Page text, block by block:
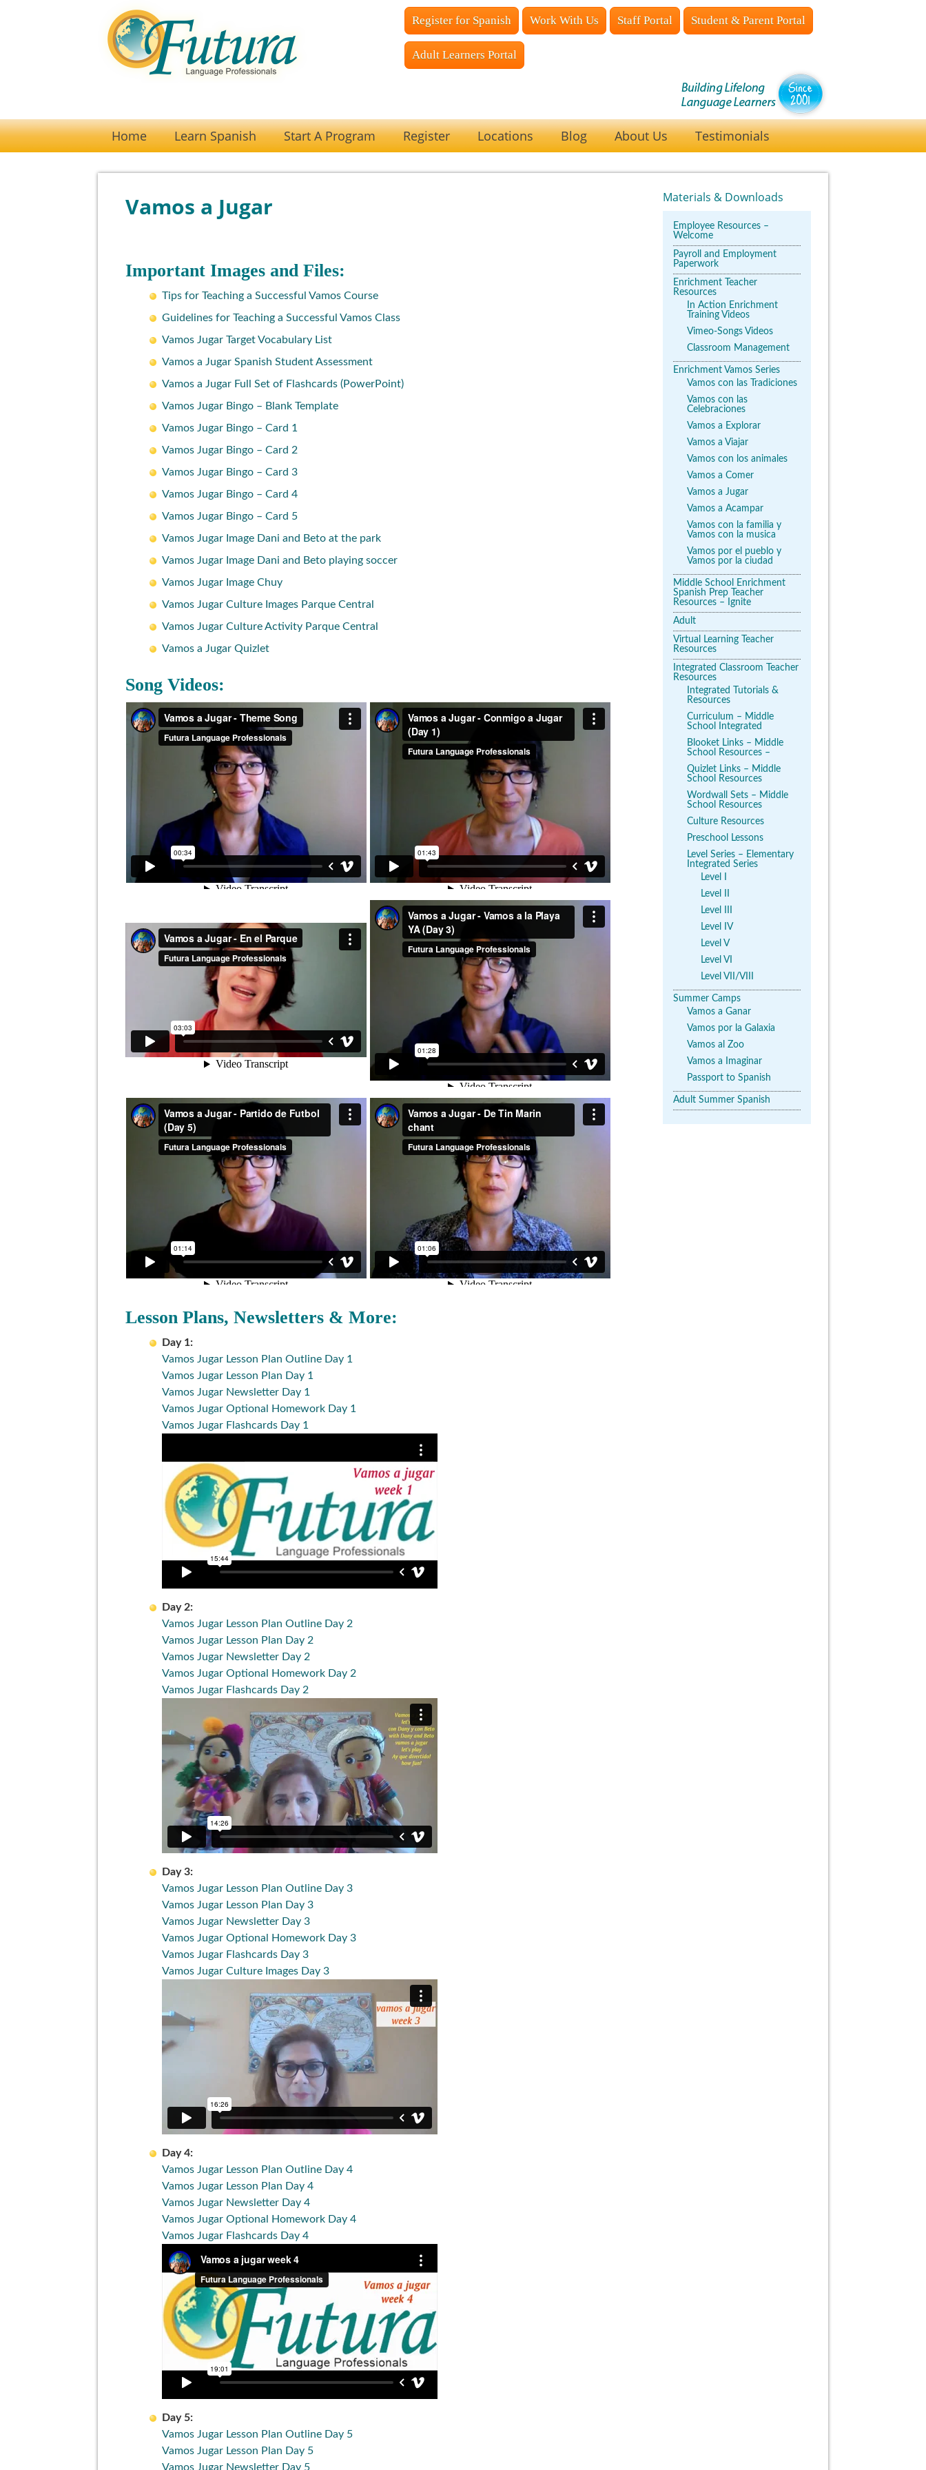
Register for Spanish Work With Us Staff Portal Student & Parent Portal
Adult Learners Portal
Home Learn Spanish Start A Program Register Locations Blog About Us Testimonials
Vamos a Jugar
Important Images and Files:
Tips for Teaching a Successful Vamos Course
Guidelines for Teaching a Successful Vamos Class
Vamos Jugar Target Vocabulary List
Vamos a Jugar Spanish Student Assessment
Vamos a Jugar Full Set of Flashcards (PowerPoint)
Vamos Jugar Bingo – Blank Template
Vamos Jugar Bingo – Card 1
Vamos Jugar Bingo – Card 2
Vamos Jugar Bingo – Card 3
Vamos Jugar Bingo – Card 4
Vamos Jugar Bingo – Card 5
Vamos Jugar Image Dani and Beto at the park
Vamos Jugar Image Dani and Beto playing soccer
Vamos Jugar Image Chuy
Vamos Jugar Culture Images Parque Central
Vamos Jugar Culture Activity Parque Central
Vamos a Jugar Quizlet
Song Videos:
Lesson Plans, Newsletters & More:
Day 1:
Vamos Jugar Lesson Plan Outline Day 1
Vamos Jugar Lesson Plan Day 1
Vamos Jugar Newsletter Day 1
Vamos Jugar Optional Homework Day 1
Vamos Jugar Flashcards Day 1
Day 2:
Vamos Jugar Lesson Plan Outline Day 2
Vamos Jugar Lesson Plan Day 2
Vamos Jugar Newsletter Day 2
Vamos Jugar Optional Homework Day 2
Vamos Jugar Flashcards Day 2
Day 3:
Vamos Jugar Lesson Plan Outline Day 3
Vamos Jugar Lesson Plan Day 3
Vamos Jugar Newsletter Day 3
Vamos Jugar Optional Homework Day 3
Vamos Jugar Flashcards Day 3
Vamos Jugar Culture Images Day 3
Day 4:
Vamos Jugar Lesson Plan Outline Day 4
Vamos Jugar Lesson Plan Day 4
Vamos Jugar Newsletter Day 4
Vamos Jugar Optional Homework Day 4
Vamos Jugar Flashcards Day 4
Day 5:
Vamos Jugar Lesson Plan Outline Day 5
Vamos Jugar Lesson Plan Day 5
Vamos Jugar Newsletter Day 5
Materials & Downloads
Employee Resources –
Welcome
Payroll and Employment
Paperwork
Enrichment Teacher
Resources
In Action Enrichment
Training Videos
Vimeo-Songs Videos
Classroom Management
Enrichment Vamos Series
Vamos con las Tradiciones
Vamos con las
Celebraciones
Vamos a Explorar
Vamos a Viajar
Vamos con los animales
Vamos a Comer
Vamos a Jugar
Vamos a Acampar
Vamos con la familia y
Vamos con la musica
Vamos por el pueblo y
Vamos por la ciudad
Middle School Enrichment
Spanish Prep Teacher
Resources – Ignite
Adult
Virtual Learning Teacher
Resources
Integrated Classroom Teacher
Resources
Integrated Tutorials &
Resources
Curriculum – Middle
School Integrated
Blooket Links – Middle
School Resources –
Quizlet Links – Middle
School Resources
Wordwall Sets – Middle
School Resources
Culture Resources
Preschool Lessons
Level Series – Elementary
Integrated Series
Level I
Level II
Level III
Level IV
Level V
Level VI
Level VII/VIII
Summer Camps
Vamos a Ganar
Vamos por la Galaxia
Vamos al Zoo
Vamos a Imaginar
Passport to Spanish
Adult Summer Spanish